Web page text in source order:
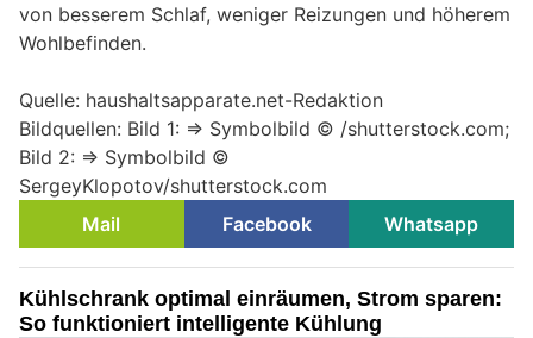
von besserem Schlaf, weniger Reizungen und höherem
Wohlbefinden.
Quelle: haushaltsapparate.net-Redaktion
Bildquellen: Bild 1: => Symbolbild © /shutterstock.com;
Bild 2: => Symbolbild ©
SergeyKlopotov/shutterstock.com
Mail
Facebook Whatsapp
Kühlschrank optimal einräumen, Strom sparen:
So funktioniert intelligente Kühlung